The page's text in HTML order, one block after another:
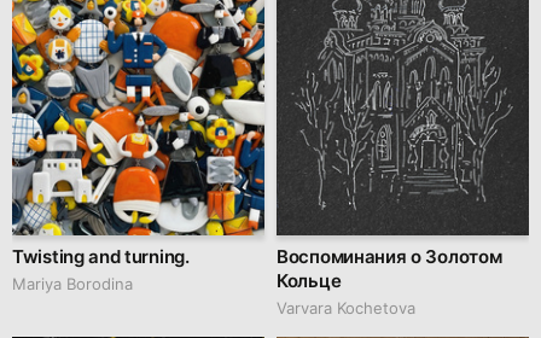
Twisting and turning.
Mariya Borodina
Воспоминания о Золотом
Кольце
Varvara Kochetova